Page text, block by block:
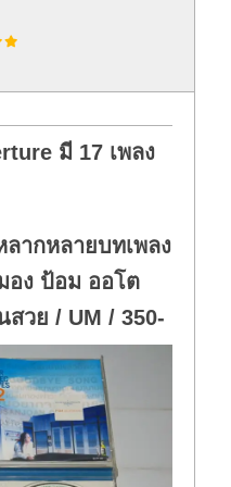
มี 17 เพลง
ากหลายบทเพลง
อง ป้อม ออโต
วย / UM / 350-